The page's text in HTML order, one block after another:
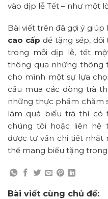
vào dịp lễ Tết – như một
Bài viết trên đã gợi ý
cao cấp để tặng sếp,
trong mỗi dịp lễ, tết
thông qua những thông
cho mình một sự lựa
cầu mua các dòng trà
những thực phẩm chăm
làm quà biếu trà thì có
chúng tôi hoặc liên hệ
được tư vấn chi tiết nhất
thể mang biếu tặng
Bài viết cùng chủ đề: